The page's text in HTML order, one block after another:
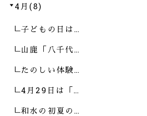
4月(8)
子どもの日は…
山鹿「八千代…
たのしい体験…
4月29日は「…
和水の初夏の…